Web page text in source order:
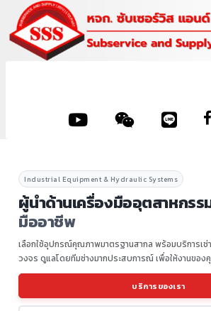
Industrial Equipment & Hydraulic Systems
ผู้นำด้านเครื่องมืออุตสาหกรร
มืออาชีพ
เลือกใช้อุปกรณ์คุณภาพมาตรฐานสากล พร้อมบริการเช่
วงจร ดูแลโดยทีมช่างมากประสบการณ์ เพื่อให้งานของ
บริการของเรา